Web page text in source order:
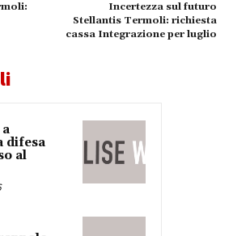
Incertezza sul futuro
Stellantis Termoli: richiesta
cassa Integrazione per luglio
difesa
al